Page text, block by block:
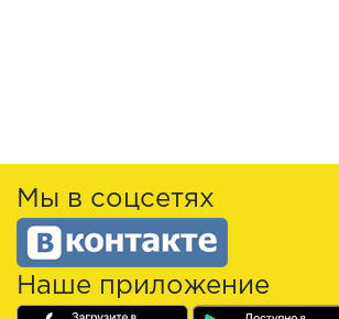
Мы в соцсетях
Наше приложение